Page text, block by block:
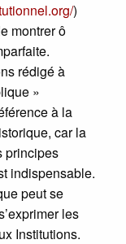
)
montrer ô
rédigé à
»
à la
car la
principes
indispensable.
peut se
les
Institutions.